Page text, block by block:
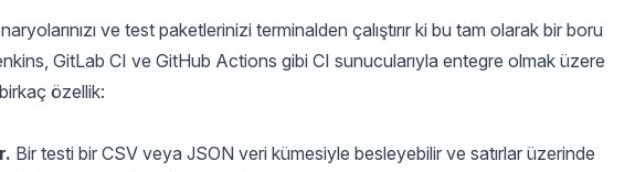
ve test paketlerinizi terminalden çalıştırır ki bu tam olarak bir boru
GitLab CI ve GitHub Actions gibi CI sunucularıyla entegre olmak üzere
özellik:
Bir testi bir CSV veya JSON veri kümesiyle besleyebilir ve satırlar üzerinde